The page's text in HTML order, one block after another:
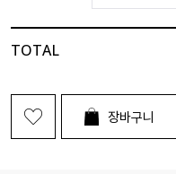
TOTAL
장바구니